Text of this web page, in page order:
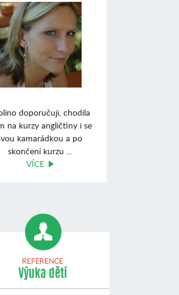
doporučuji, chodila
na kurzy angličtiny i se
kamarádkou a po
skončení kurzu ...
VÍCE
REFERENCE
Výuka dětí